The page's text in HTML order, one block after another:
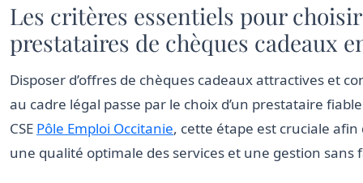
Les critères essentiels pour
prestataires de chèques cadeaux
Disposer d’offres de chèques cadeaux attractives et
au cadre légal passe par le choix d’un prestataire
CSE Pôle Emploi Occitanie, cette étape est cruciale afin
une qualité optimale des services et une gestion sans